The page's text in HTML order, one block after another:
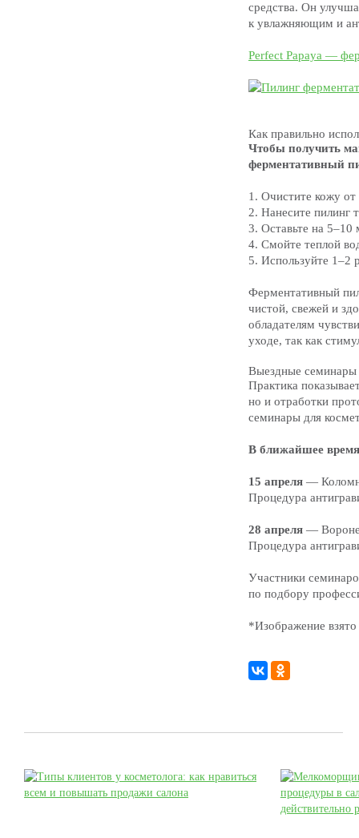
средства. Он
к увлажняющим и
Perfect Papaya —
Как правильно
Чтобы получить
ферментативный
1. Очистите кожу от
2. Нанесите пилинг
3. Оставьте на 5–10
4. Смойте теплой
5. Используйте 1–2
Ферментативный
чистой, свежей и
обладателям
уходе, так как
Выездные семинары
Практика
но и отработки
семинары для
В ближайшее
15 апреля —
Процедура
28 апреля —
Процедура
Участники
по подбору
*Изображение